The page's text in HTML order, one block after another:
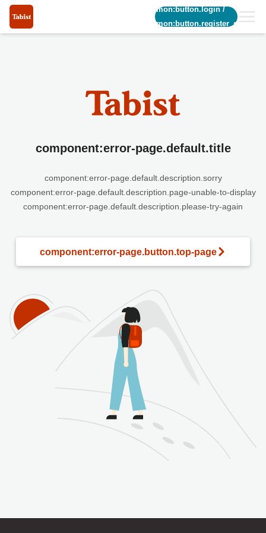
common:button.login/
common:button.register_short
component:error-page.default.title
component:error-page.default.description.sorry
component:error-page.default.description.page-unable-to-display
component:error-page.default.description.please-try-again
component:error-page.button.top-page